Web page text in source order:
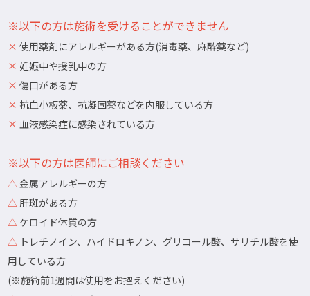
※以下の方は施術を受けることができません
× 使用薬剤にアレルギーがある方(消毒薬、麻酔薬など)
× 妊娠中や授乳中の方
× 傷口がある方
× 抗血小板薬、抗凝固薬などを内服している方
× 血液感染症に感染されている方
※以下の方は医師にご相談ください
△ 金属アレルギーの方
△ 肝斑がある方
△ ケロイド体質の方
△ トレチノイン、ハイドロキノン、グリコール酸、サリチル酸を使
用している方
(※施術前1週間は使用をお控えください)